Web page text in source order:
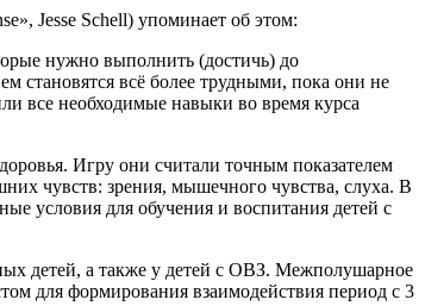
Jesse Schell) упоминает об этом:
нужно выполнить (достичь) до
становятся всё более трудными, пока они не
все необходимые навыки во время курса
Игру они считали точным показателем
чувств: зрения, мышечного чувства, слуха. В
условия для обучения и воспитания детей с
детей, а также у детей с ОВЗ. Межполушарное
для формирования взаимодействия период с 3